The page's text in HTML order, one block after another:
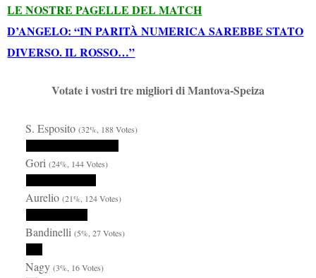
LE NOSTRE PAGELLE DEL MATCH
D’ANGELO: “IN PARITÀ NUMERICA SAREBBE STATO
DIVERSO. IL ROSSO…”
Votate i vostri tre migliori di Mantova-Speiza
S. Esposito(32%, 188 Votes)
Gori(24%, 144 Votes)
Aurelio(21%, 124 Votes)
Bandinelli(5%, 27 Votes)
Nagy(3%, 16 Votes)